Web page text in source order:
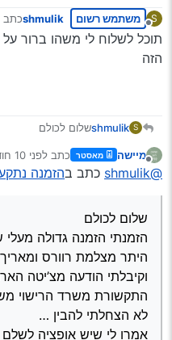
S
מנותק
משתמש רשום shmulikכתב
נערך
תוכל לשלוח לי משהו ברור
הזה
S
shmulikשלום לכולם
היתר מצלמת רוורס
וקיבלתי הודעה
, שילמתי ואין
מה אני יכול
זה כבר פעם שניה
מנותק
מיישה מאסטר כתב לפני 10 חודשים
נערך לאחרונה
@shmulik כתב בהזמנה
שלום לכולם
הזמנתי הזמנה גדולה מעלי
היתר מצלמת רוורס
וקיבלתי הודעה מצ’יטה
התקשורת משרד הרישוי
לא הצחלתי להבין …